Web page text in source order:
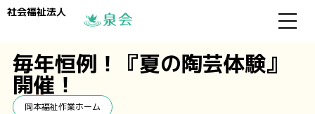
社会福祉法人
毎年恒例！『夏の陶芸体験』
開催！
岡本福祉作業ホーム